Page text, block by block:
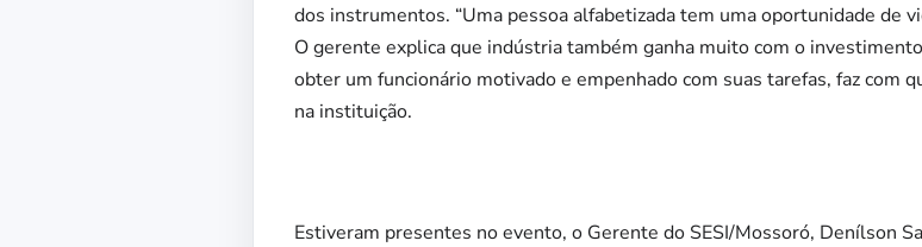
dos instrumentos. “Uma pessoa alfabetizada tem uma oportunidade de
O gerente explica que indústria também ganha muito com o
obter um funcionário motivado e empenhado com suas tarefas, faz com
na instituição.
Estiveram presentes no evento, o Gerente do SESI/Mossoró, Denílson